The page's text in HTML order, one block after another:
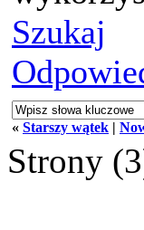
Szukaj
« Starszy wątek |
Strony